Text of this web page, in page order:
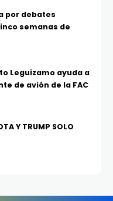
por debates
semanas de
Leguizamo ayuda a
de avión de la FAC
Y TRUMP SOLO